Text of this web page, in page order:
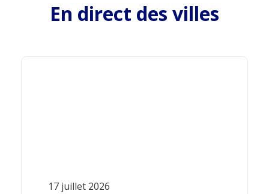
En direct des villes
17 juillet 2026